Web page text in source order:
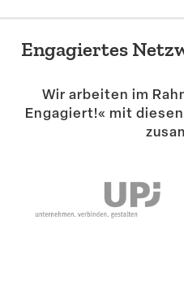
Engagiertes
Wir arbeiten im
Engagiert!« mit